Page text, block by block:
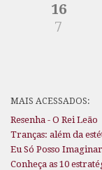
16
7
MAIS ACESSADOS:
Resenha - O Rei Leão
Tranças: além da
Eu Só Posso Imaginar
Conheça as 10